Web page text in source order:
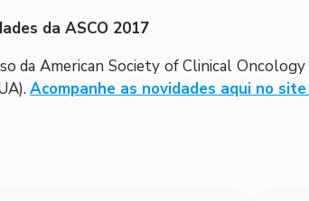
da ASCO 2017
da American Society of Clinical
Acompanhe as novidades aqui no site